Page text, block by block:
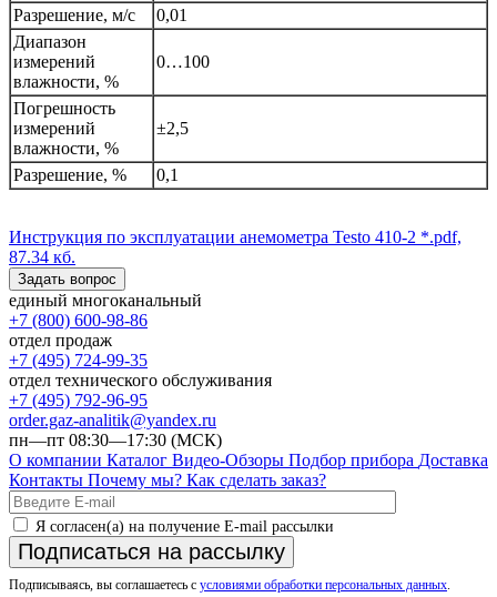
Разрешение, м/с
0,01
Диапазон
измерений
влажности, %
0…100
Погрешность
измерений
влажности, %
±2,5
Разрешение, % 0,1
Инструкция по эксплуатации анемометра Testo 410-2 *.pdf,
87.34 кб.
Задать вопрос
единый многоканальный
+7 (800) 600-98-86
отдел продаж
+7 (495) 724-99-35
отдел технического обслуживания
+7 (495) 792-96-95
order.gaz-analitik@yandex.ru
пн—пт 08:30—17:30 (МСК)
О компании Каталог Видео-Обзоры Подбор прибора Доставка
Контакты Почему мы? Как сделать заказ?
Я согласен(а) на получение E-mail рассылки
Подписаться на рассылку
Подписываясь, вы соглашаетесь с условиями обработки персональных данных.